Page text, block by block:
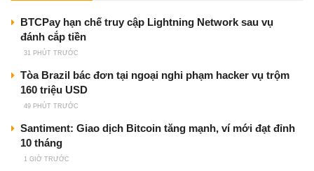
BTCPay hạn chế truy cập Lightning Network sau vụ
đánh cắp tiền
31 PHÚT TRƯỚC
Tòa Brazil bác đơn tại ngoại nghi phạm hacker vụ trộm
160 triệu USD
49 PHÚT TRƯỚC
Santiment: Giao dịch Bitcoin tăng mạnh, ví mới đạt đỉnh
10 tháng
1 GIỜ TRƯỚC